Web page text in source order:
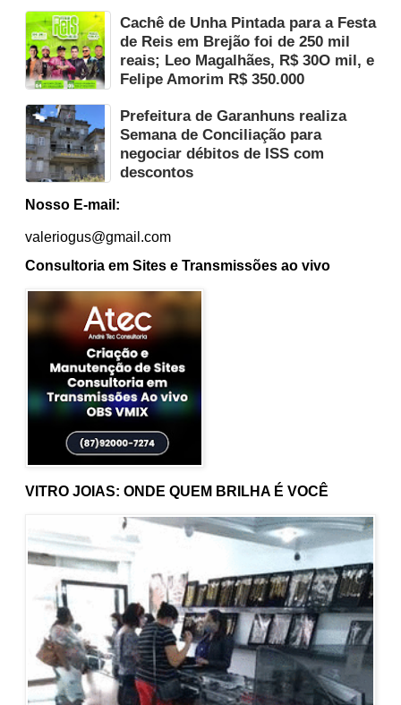
VITRO JOIAS: ONDE QUEM BRILHA É VOCÊ
Cachê de Unha Pintada para a Festa
de Reis em Brejão foi de 250 mil
reais; Leo Magalhães, R$ 30O mil, e
Felipe Amorim R$ 350.000
Prefeitura de Garanhuns realiza
Semana de Conciliação para
negociar débitos de ISS com
descontos
Nosso E-mail:
valeriogus@gmail.com
Consultoria em Sites e Transmissões ao vivo